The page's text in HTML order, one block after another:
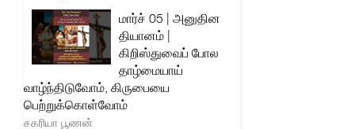
மார்ச் 05 | அனுதின
தியானம் |
கிறிஸ்துவைப் போல
தாழ்மையாய்
வாழ்ந்திடுவோம், கிருபையை
பெற்றுக்கொள்வோம்
சகரியா பூணன்